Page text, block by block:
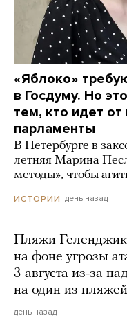
«Яблоко»
в Госдуму. Но
тем, кто идет
парламенты
В Петербурге в
летняя Марина
методы», чтобы
ИСТОРИИ день назад
Пляжи
на фоне угрозы
3 августа из-за
на один из
день назад